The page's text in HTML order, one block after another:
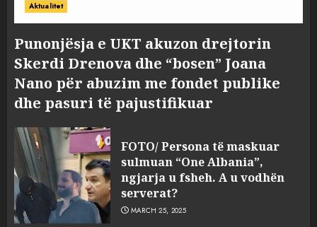
Aktualitet
Punonjësja e UKT akuzon drejtorin
Skerdi Drenova dhe “bosen” Joana
Nano për abuzim me fondet publike
dhe pasuri të pajustifikuar
FOTO/ Persona të maskuar
sulmuan “One Albania”,
ngjarja u fsheh. A u vodhën
serverat?
MARCH 25, 2025